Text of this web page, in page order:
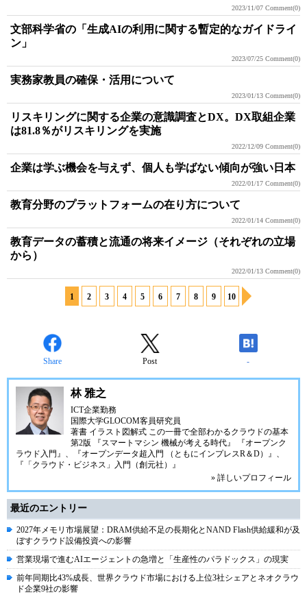
2023/11/07 Comment(0)
文部科学省の「生成AIの利用に関する暫定的なガイドライ
ン」
2023/07/25 Comment(0)
実務家教員の確保・活用について
2023/01/13 Comment(0)
リスキリングに関する企業の意識調査とDX。DX取組企業
は81.8％がリスキリングを実施
2022/12/09 Comment(0)
企業は学ぶ機会を与えず、個人も学ばない傾向が強い日本
2022/01/17 Comment(0)
教育分野のプラットフォームの在り方について
2022/01/14 Comment(0)
教育データの蓄積と流通の将来イメージ（それぞれの立場
から）
2022/01/13 Comment(0)
1 2 3 4 5 6 7 8 9 10
Share Post -
林 雅之
ICT企業勤務
国際大学GLOCOM客員研究員
著書 イラスト図解式 この一冊で全部わかるクラウドの基本
第2版
『スマートマシン 機械が考える時代』
『オープンク
ラウド入門』 、 『オープンデータ超入門 （ともにインプレスR＆D）』 、
『「クラウド・ビジネス」入門（創元社）』
» 詳しいプロフィール
最近のエントリー
2027年メモリ市場展望：DRAM供給不足の長期化とNAND Flash供給緩和が及
ぼすクラウド設備投資への影響
営業現場で進むAIエージェントの急増と「生産性のパラドックス」の現実
前年同期比43%成長、世界クラウド市場における上位3社シェアとネオクラウ
ド企業9社の影響